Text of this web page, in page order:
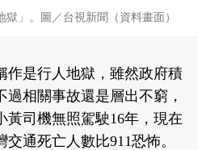
」。圖／台視新聞（資料畫面）
作是行人地獄，雖然政府積
相關事故還是層出不窮，
黃司機無照駕駛16年，現在
通死亡人數比911恐怖。